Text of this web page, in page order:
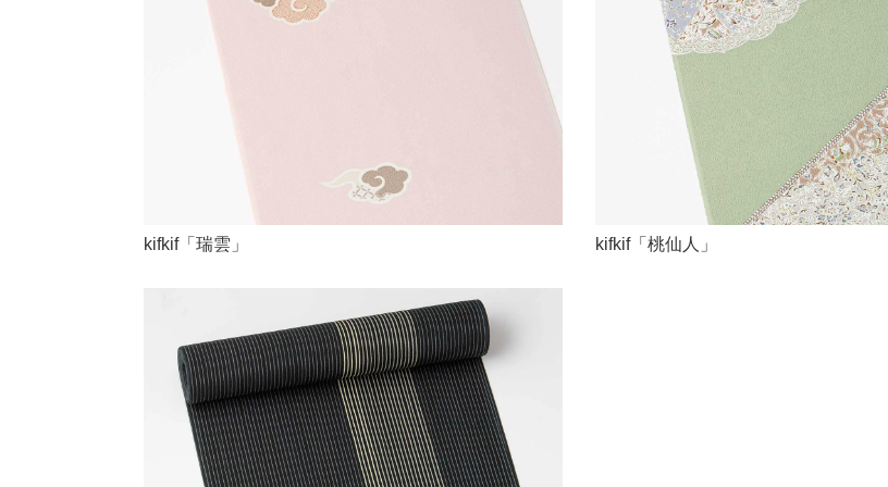
kifkif「瑞雲」 kifkif「桃仙人」